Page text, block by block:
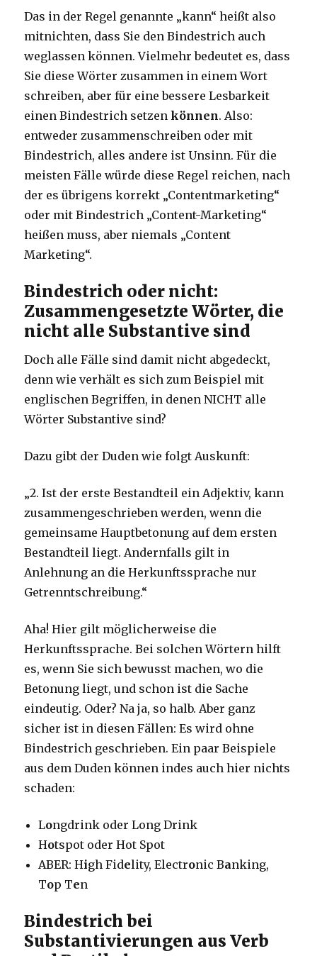
Das in der Regel genannte „kann“ heißt also
mitnichten, dass Sie den Bindestrich auch
weglassen können. Vielmehr bedeutet es, dass
Sie diese Wörter zusammen in einem Wort
schreiben, aber für eine bessere Lesbarkeit
einen Bindestrich setzenkönnen. Also:
entweder zusammenschreiben oder mit
Bindestrich, alles andere ist Unsinn. Für die
meisten Fälle würde diese Regel reichen, nach
der es übrigens korrekt „Contentmarketing“
oder mit Bindestrich „Content-Marketing“
heißen muss, aber niemals „Content
Marketing“.
Bindestrich oder nicht:
Zusammengesetzte Wörter, die
nicht alle Substantive sind
Doch alle Fälle sind damit nicht abgedeckt,
denn wie verhält es sich zum Beispiel mit
englischen Begriffen, in denen NICHT alle
Wörter Substantive sind?
Dazu gibt der Duden wie folgt Auskunft:
„2. Ist der erste Bestandteil ein Adjektiv, kann
zusammengeschrieben werden, wenn die
gemeinsame Hauptbetonung auf dem ersten
Bestandteil liegt. Andernfalls gilt in
Anlehnung an die Herkunftssprache nur
Getrenntschreibung.“
Aha! Hier gilt möglicherweise die
Herkunftssprache. Bei solchen Wörtern hilft
es, wenn Sie sich bewusst machen, wo die
Betonung liegt, und schon ist die Sache
eindeutig. Oder? Na ja, so halb. Aber ganz
sicher ist in diesen Fällen: Es wird ohne
Bindestrich geschrieben. Ein paar Beispiele
aus dem Duden können indes auch hier nichts
schaden:
Longdrink oder Long Drink
Hotspot oder Hot Spot
ABER: High Fidelity, Electronic Banking,
Top Ten
Bindestrich bei
Substantivierungen aus Verb